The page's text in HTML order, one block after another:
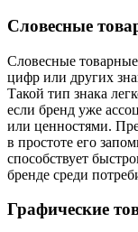
Словесные
Словесные
цифр или других
Такой тип знака
если бренд уже
или ценностями.
в простоте его
способствует
бренде среди
Графические